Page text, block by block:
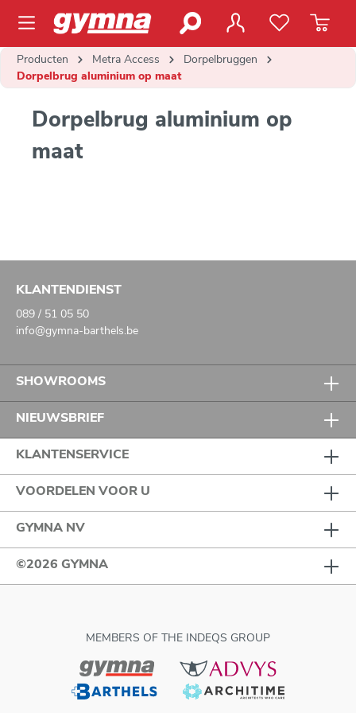
hoofdinhoud
Producten Metra Access
Dorpelbruggen
Dorpelbrug aluminium op maat
Dorpelbrug aluminium op
maat
KLANTENDIENST
089 / 51 05 50
info@gymna-barthels.be
SHOWROOMS
NIEUWSBRIEF
KLANTENSERVICE
VOORDELEN VOOR U
GYMNA NV
©2026 GYMNA
MEMBERS OF THE INDEQS GROUP